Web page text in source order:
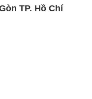
TP. Hồ Chí